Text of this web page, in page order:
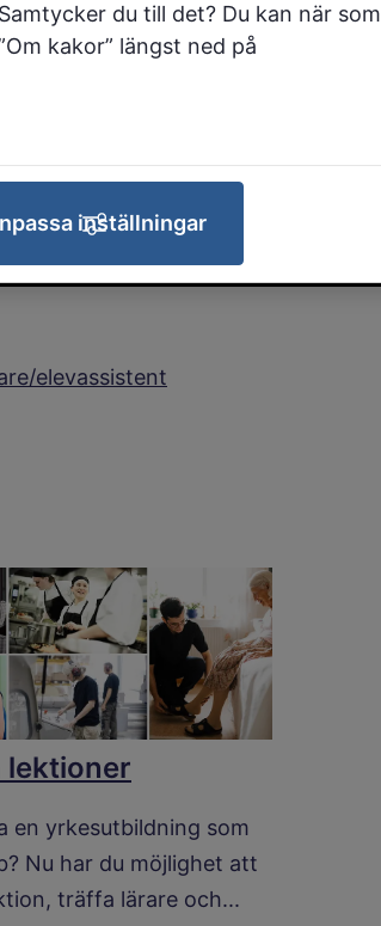
yrkesutgång
elevassistent
lektioner
en yrkesutbildning som
Nu har du möjlighet att
träffa lärare och...
du till det? Du kan när som
kakor” längst ned på
inställningar